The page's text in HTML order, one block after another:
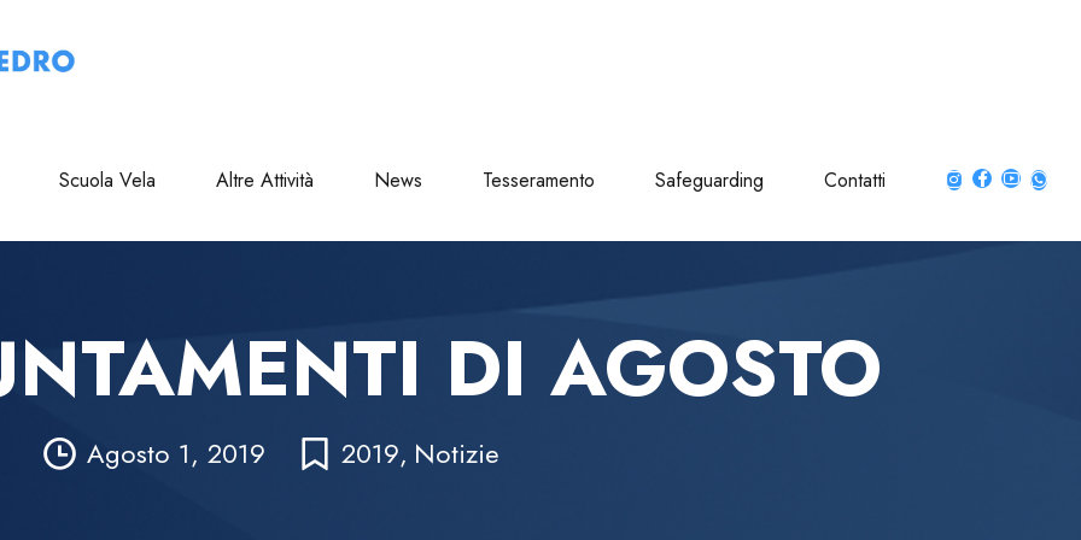
Scuola Vela Altre Attività News Tesseramento Safeguarding Contatti
DI AGOSTO
Agosto 1, 2019 2019, Notizie